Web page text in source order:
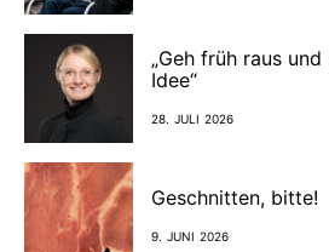
„Geh früh raus
Idee“
28. JULI 2026
Geschnitten, bitte!
9. JUNI 2026